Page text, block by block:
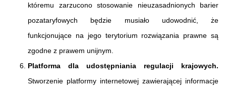
któremu zarzucono stosowanie nieuzasadnionych barier
pozataryfowych będzie musiało udowodnić, że
funkcjonujące na jego terytorium rozwiązania prawne są
zgodne z prawem unijnym.
Platforma dla udostępniania regulacji krajowych.
Stworzenie platformy internetowej zawierającej informacje